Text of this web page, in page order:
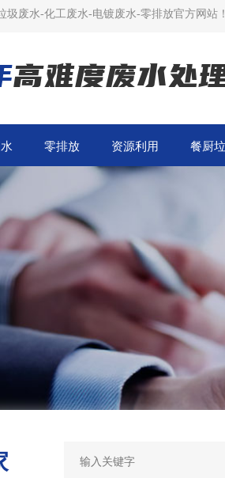
废水-化工废水-电镀废水-零排放官方网站！
高难度废水处
零排放 资源利用 餐厨